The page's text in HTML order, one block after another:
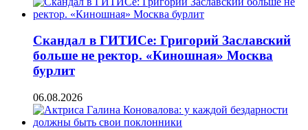
Скандал в ГИТИСе: Григорий Заславский
больше не ректор. «Киношная» Москва
бурлит
06.08.2026